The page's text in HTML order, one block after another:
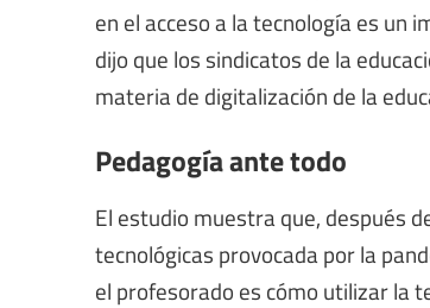
en el acceso a la tecnología es un
dijo que los sindicatos de la
materia de digitalización de la
Pedagogía ante todo
El estudio muestra que, después
tecnológicas provocada por la
el profesorado es cómo utilizar la